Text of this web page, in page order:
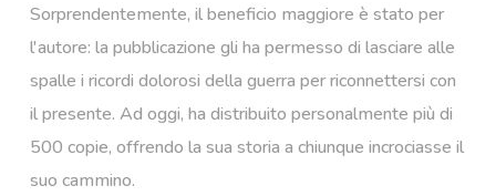
Sorprendentemente, il beneficio maggiore è stato per
l'autore: la pubblicazione gli ha permesso di lasciare alle
spalle i ricordi dolorosi della guerra per riconnettersi con
il presente. Ad oggi, ha distribuito personalmente più di
500 copie, offrendo la sua storia a chiunque incrociasse il
suo cammino.